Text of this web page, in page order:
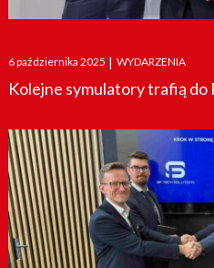
Posted
on
6 października 2025 | WYDARZENIA
Kolejne symulatory trafią